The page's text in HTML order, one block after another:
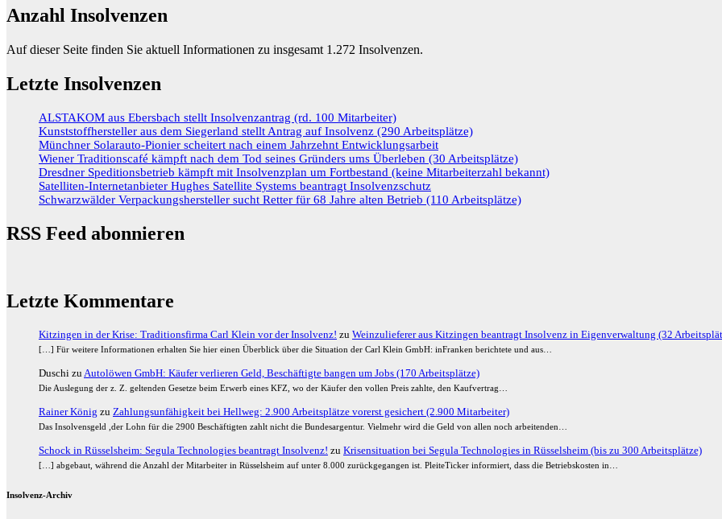
Anzahl Insolvenzen
Auf dieser Seite finden Sie aktuell Informationen zu insgesamt 1.272 Insolvenzen.
Letzte Insolvenzen
ALSTAKOM aus Ebersbach stellt Insolvenzantrag (rd. 100 Mitarbeiter)
Kunststoffhersteller aus dem Siegerland stellt Antrag auf Insolvenz (290 Arbeitsplätze)
Münchner Solarauto-Pionier scheitert nach einem Jahrzehnt Entwicklungsarbeit
Wiener Traditionscafé kämpft nach dem Tod seines Gründers ums Überleben (30 Arbeitsplätze)
Dresdner Speditionsbetrieb kämpft mit Insolvenzplan um Fortbestand (keine Mitarbeiterzahl bekannt)
Satelliten-Internetanbieter Hughes Satellite Systems beantragt Insolvenzschutz
Schwarzwälder Verpackungshersteller sucht Retter für 68 Jahre alten Betrieb (110 Arbeitsplätze)
RSS Feed abonnieren
Letzte Kommentare
Kitzingen in der Krise: Traditionsfirma Carl Klein vor der Insolvenz! zu Weinzulieferer aus Kitzingen beantragt Insolvenz in Eigenverwaltung (32
[…] Für weitere Informationen erhalten Sie hier einen Überblick über die Situation der Carl Klein GmbH: inFranken berichtete und aus…
Duschi zuAutolöwen GmbH: Käufer verlieren Geld, Beschäftigte bangen um Jobs (170 Arbeitsplätze)
Die Auslegung der z. Z. geltenden Gesetze beim Erwerb eines KFZ, wo der Käufer den vollen Preis zahlte, den Kaufvertrag…
Rainer König zu Zahlungsunfähigkeit bei Hellweg: 2.900 Arbeitsplätze vorerst gesichert (2.900 Mitarbeiter)
Das Insolvensgeld ,der Lohn für die 2900 Beschäftigten zahlt nicht die Bundesargentur. Vielmehr wird die Geld von allen noch arbeitenden…
Schock in Rüsselsheim: Segula Technologies beantragt Insolvenz! zu Krisensituation bei Segula Technologies in Rüsselsheim (bis zu 300 Arbeitsplätze)
[…] abgebaut, während die Anzahl der Mitarbeiter in Rüsselsheim auf unter 8.000 zurückgegangen ist. PleiteTicker informiert, dass die Betriebskosten in…
Insolvenz-Archiv